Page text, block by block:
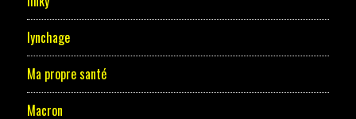
lynchage
Ma propre santé
Macron